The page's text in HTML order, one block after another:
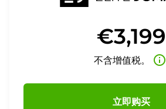
€3,199
不含增值税。 info_outline
立即购买